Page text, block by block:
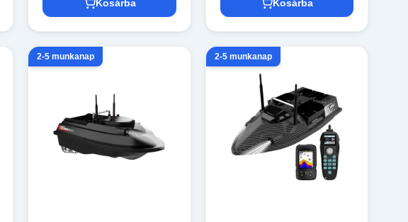
Kosárba Kosárba
2-5 munkanap 2-5 munkanap